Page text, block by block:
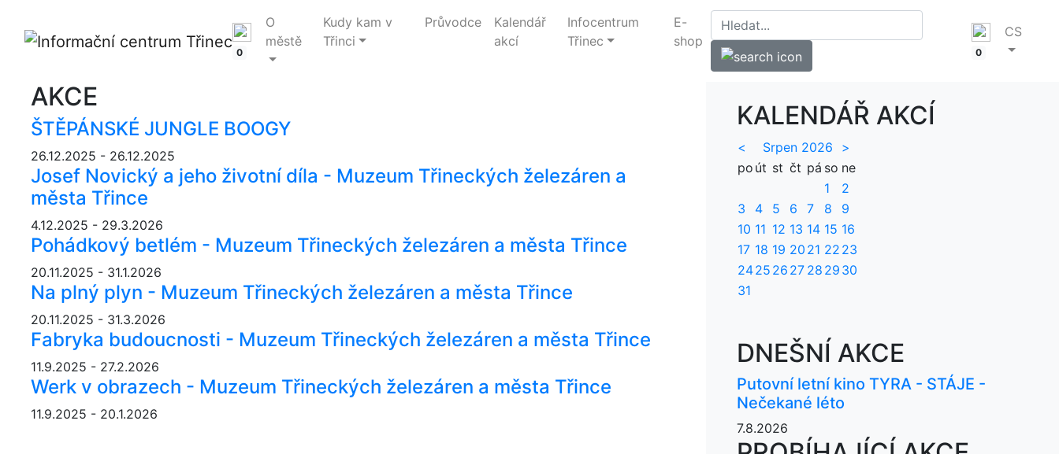
0
O
městě
Kudy kam v
Třinci
Průvodce
Kalendář
akcí
Infocentrum
Třinec
E-
shop
0
CS
AKCE
ŠTĚPÁNSKÉ JUNGLE BOOGY
26.12.2025 - 26.12.2025
Josef Novický a jeho životní díla - Muzeum Třineckých železáren a
města Třince
4.12.2025 - 29.3.2026
Pohádkový betlém - Muzeum Třineckých železáren a města Třince
20.11.2025 - 31.1.2026
Na plný plyn - Muzeum Třineckých železáren a města Třince
20.11.2025 - 31.3.2026
Fabryka budoucnosti - Muzeum Třineckých železáren a města Třince
11.9.2025 - 27.2.2026
Werk v obrazech - Muzeum Třineckých železáren a města Třince
11.9.2025 - 20.1.2026
KALENDÁŘ AKCÍ
< Srpen 2026
>
po út st čt pá so ne
1
2
3
4 5 6 7 8
9
10 11 12 13 14 15 16
17 18 19 20 21 22 23
2425 26 27 28 29 30
31
DNEŠNÍ AKCE
Putovní letní kino TYRA - STÁJE -
Nečekané léto
7.8.2026